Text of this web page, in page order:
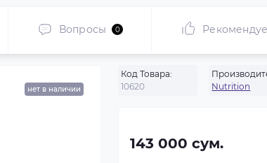
Вопросы 0
нет в наличии
Код Товара:
10620
Nutrition
143 000 сум.